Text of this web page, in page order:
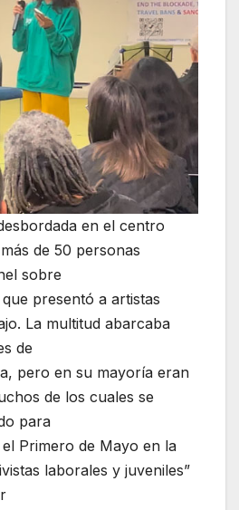
en el centro
de 50 personas
sobre
presentó a artistas
La multitud abarcaba
de
pero en su mayoría eran
de los cuales se
para
Primero de Mayo en la
laborales y juveniles”